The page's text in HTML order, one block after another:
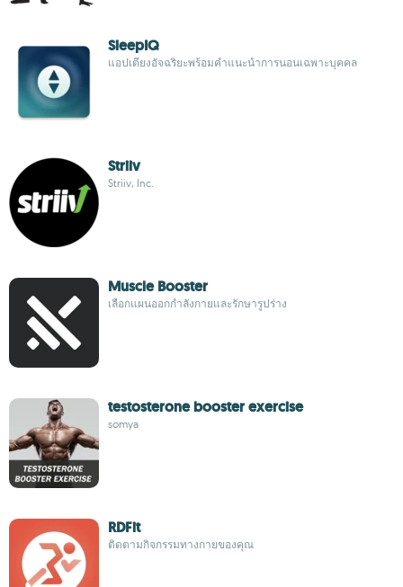
SleepIQ
แอปเตียงอัจฉริยะพร้อมคำแนะนำการนอนเฉพาะบุคคล
Striiv
Striiv, Inc.
Muscle Booster
เลือกแผนออกกำลังกายและรักษารูปร่าง
testosterone booster exercise
somya
RDFit
ติดตามกิจกรรมทางกายของคุณ